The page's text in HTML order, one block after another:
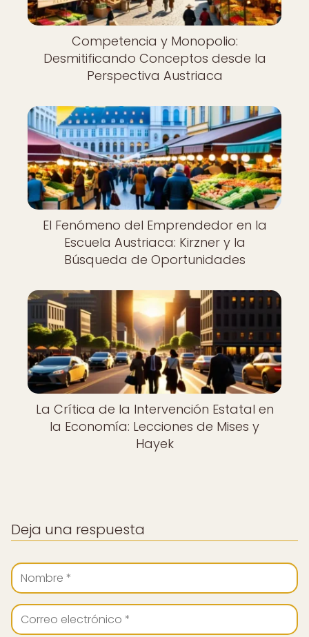
Competencia y Monopolio:
Desmitificando Conceptos desde la
Perspectiva Austriaca
El Fenómeno del Emprendedor en la
Escuela Austriaca: Kirzner y la
Búsqueda de Oportunidades
La Crítica de la Intervención Estatal en
la Economía: Lecciones de Mises y
Hayek
Deja una respuesta